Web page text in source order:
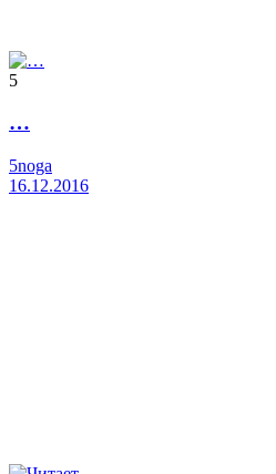
5
…
5noga
16.12.2016